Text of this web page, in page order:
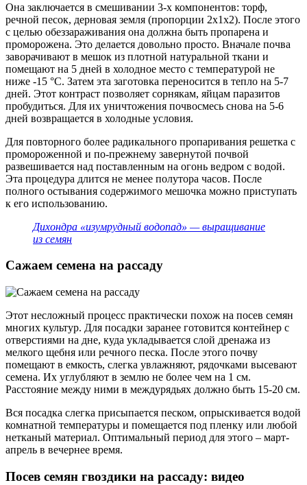
Она заключается в смешивании 3-х компонентов: торф,
речной песок, дерновая земля (пропорции 2х1х2). После этого
с целью обеззараживания она должна быть пропарена и
проморожена. Это делается довольно просто. Вначале почва
заворачивают в мешок из плотной натуральной ткани и
помещают на 5 дней в холодное место с температурой не
ниже -15 °С. Затем эта заготовка переносится в тепло на 5-7
дней. Этот контраст позволяет сорнякам, яйцам паразитов
пробудиться. Для их уничтожения почвосмесь снова на 5-6
дней возвращается в холодные условия.
Для повторного более радикального пропаривания решетка с
промороженной и по-прежнему завернутой почвой
развешивается над поставленным на огонь ведром с водой.
Эта процедура длится не менее полутора часов. После
полного остывания содержимого мешочка можно приступать
к его использованию.
Дихондра «изумрудный водопад» — выращивание
из семян
Сажаем семена на рассаду
Этот несложный процесс практически похож на посев семян
многих культур. Для посадки заранее готовится контейнер с
отверстиями на дне, куда укладывается слой дренажа из
мелкого щебня или речного песка. После этого почву
помещают в емкость, слегка увлажняют, рядочками высевают
семена. Их углубляют в землю не более чем на 1 см.
Расстояние между ними в междурядьях должно быть 15-20 см.
Вся посадка слегка присыпается песком, опрыскивается водой
комнатной температуры и помещается под пленку или любой
нетканый материал. Оптимальный период для этого – март-
апрель в вечернее время.
Посев семян гвоздики на рассаду: видео